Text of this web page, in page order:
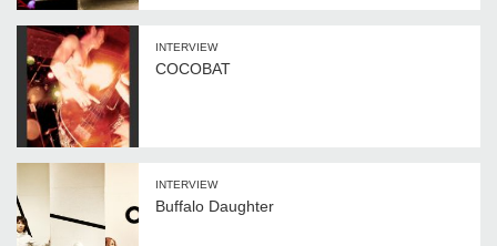
INTERVIEW
COCOBAT
INTERVIEW
Buffalo Daughter